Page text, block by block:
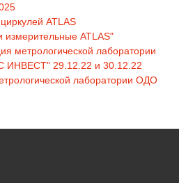
ATLAS
измерительные ATLAS"
метрологической лаборатории
29.12.22 и 30.12.22
лаборатории ОДО